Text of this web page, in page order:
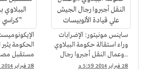
ساينس مونيتور: الإضرابات
وراء استقالة حكومة الببلاوي
..وعمال النقل أجبروا رجال
الجيش علي قيادة
28 فبراير 2014 5:59 م
الحكومة
مستقبل
الببلاوي
28 فبراير 2014 5:59 م